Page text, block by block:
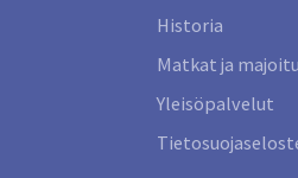
Historia
Matkat ja
Yleisöpalvelut